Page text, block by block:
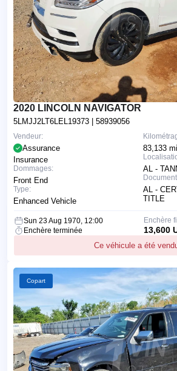
2020 LINCOLN NAVIGATOR
5LMJJ2LT6LEL19373 | 58939056
83,133 mi
AL -
AL -
TITLE
Vendeur:
Assurance
Insurance
Dommages:
Front End
Type:
Enhanced Vehicle
Sun 23 Aug 1970, 12:00
Enchère terminée
Ce véhicule a été
Enchère
13,600
Copart